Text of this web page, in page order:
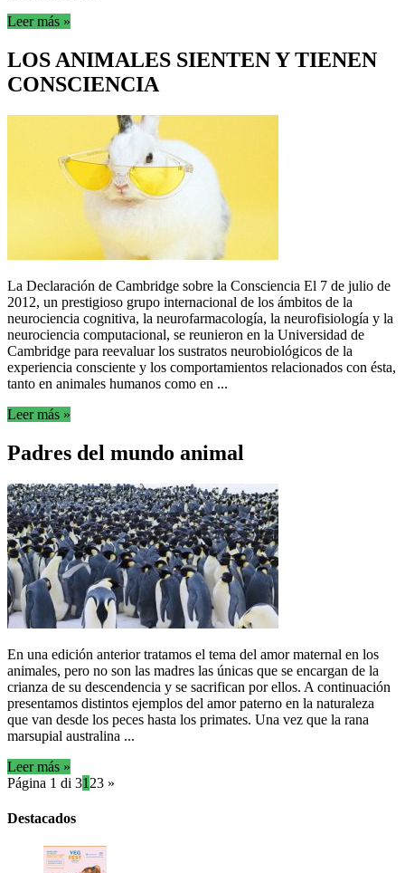
Leer más »
LOS ANIMALES SIENTEN Y TIENEN
CONSCIENCIA
La Declaración de Cambridge sobre la Consciencia El 7 de julio de
2012, un prestigioso grupo internacional de los ámbitos de la
neurociencia cognitiva, la neurofarmacología, la neurofisiología y la
neurociencia computacional, se reunieron en la Universidad de
Cambridge para reevaluar los sustratos neurobiológicos de la
experiencia consciente y los comportamientos relacionados con ésta,
tanto en animales humanos como en ...
Leer más »
Padres del mundo animal
En una edición anterior tratamos el tema del amor maternal en los
animales, pero no son las madres las únicas que se encargan de la
crianza de su descendencia y se sacrifican por ellos. A continuación
presentamos distintos ejemplos del amor paterno en la naturaleza
que van desde los peces hasta los primates. Una vez que la rana
marsupial australina ...
Leer más »
Página 1 di 31 23 »
Destacados